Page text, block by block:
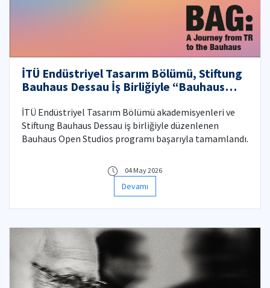
İTÜ Endüstriyel Tasarım Bölümü, Stiftung
Bauhaus Dessau İş Birliğiyle “Bauhaus
Tamamladı
İTÜ Endüstriyel Tasarım Bölümü akademisyenleri ve
Stiftung Bauhaus Dessau iş birliğiyle düzenlenen
Bauhaus Open Studios programı başarıyla tamamlandı.
04 May 2026
Devamı